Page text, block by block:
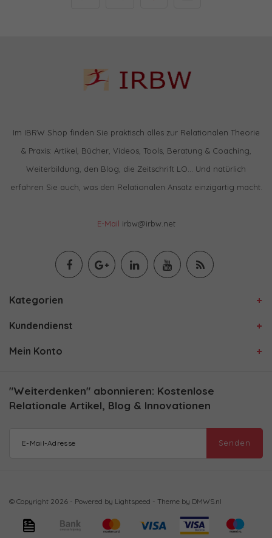
Im IBRW Shop finden Sie praktisch alles zur Relationalen Theorie
& Praxis: Artikel, Bücher, Videos, Tools, Beratung & Coaching,
Weiterbildung, den Blog, die Zeitschrift LO… Und natürlich
erfahren Sie auch, was den Relationalen Ansatz einzigartig macht.
E-Mail irbw@irbw.net
Kategorien
Kundendienst
Mein Konto
"Weiterdenken" abonnieren: Kostenlose
Relationale Artikel, Blog & Innovationen
Senden
© Copyright 2026 - Powered by Lightspeed - Theme by DMWS.nl